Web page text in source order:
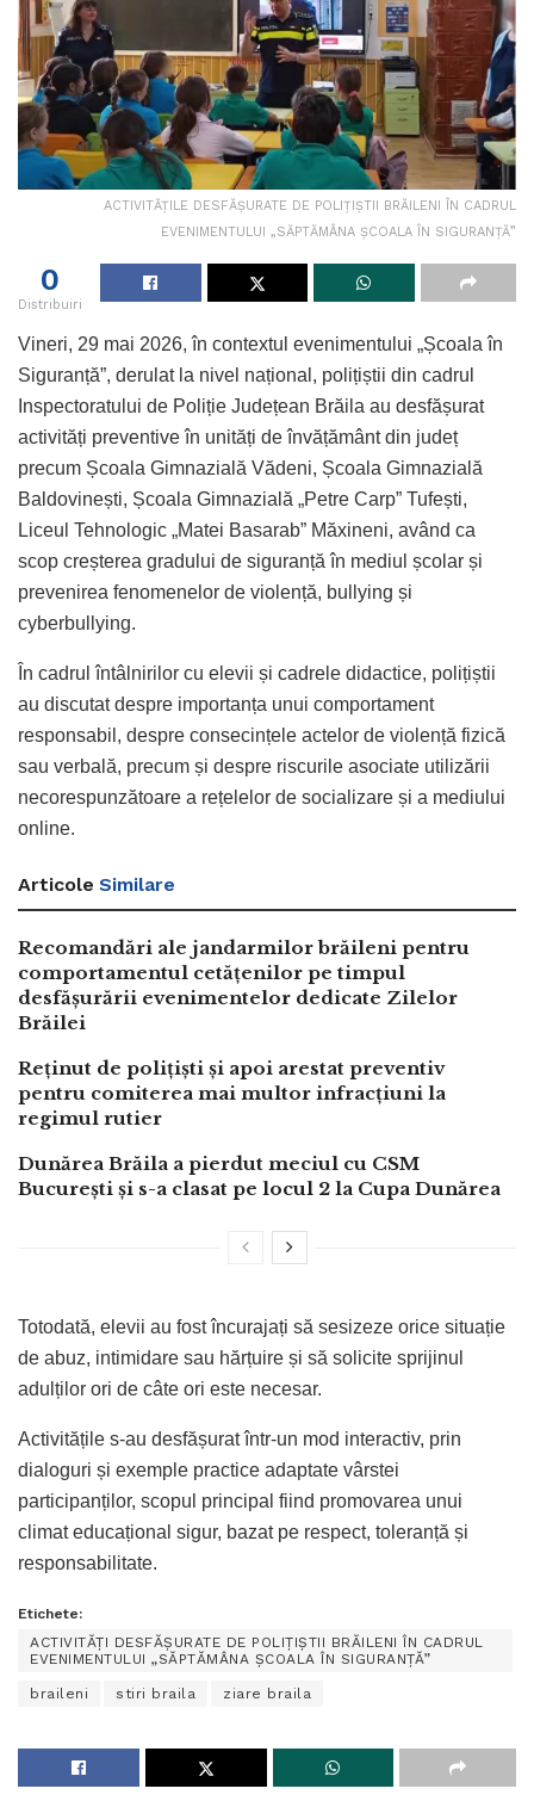
ACTIVITĂȚILE DESFĂȘURATE DE POLIȚIȘTII BRĂILENI ÎN CADRUL
EVENIMENTULUI „SĂPTĂMÂNA ȘCOALA ÎN SIGURANȚĂ”
0
Distribuiri
Vineri, 29 mai 2026, în contextul evenimentului „Școala în
Siguranță”, derulat la nivel național, polițiștii din cadrul
Inspectoratului de Poliție Județean Brăila au desfășurat
activități preventive în unități de învățământ din județ
precum Școala Gimnazială Vădeni, Școala Gimnazială
Baldovinești, Școala Gimnazială „Petre Carp” Tufești,
Liceul Tehnologic „Matei Basarab” Măxineni, având ca
scop creșterea gradului de siguranță în mediul școlar și
prevenirea fenomenelor de violență, bullying și
cyberbullying.
În cadrul întâlnirilor cu elevii și cadrele didactice, polițiștii
au discutat despre importanța unui comportament
responsabil, despre consecințele actelor de violență fizică
sau verbală, precum și despre riscurile asociate utilizării
necorespunzătoare a rețelelor de socializare și a mediului
online.
Articole Similare
Recomandări ale jandarmilor brăileni pentru
comportamentul cetățenilor pe timpul
desfășurării evenimentelor dedicate Zilelor
Brăilei
Reținut de polițiști și apoi arestat preventiv
pentru comiterea mai multor infracțiuni la
regimul rutier
Dunărea Brăila a pierdut meciul cu CSM
București și s-a clasat pe locul 2 la Cupa Dunărea
Totodată, elevii au fost încurajați să sesizeze orice situație
de abuz, intimidare sau hărțuire și să solicite sprijinul
adulților ori de câte ori este necesar.
Activitățile s-au desfășurat într-un mod interactiv, prin
dialoguri și exemple practice adaptate vârstei
participanților, scopul principal fiind promovarea unui
climat educațional sigur, bazat pe respect, toleranță și
responsabilitate.
Etichete:
ACTIVITĂȚI DESFĂȘURATE DE POLIȚIȘTII BRĂILENI ÎN CADRUL
EVENIMENTULUI „SĂPTĂMÂNA ȘCOALA ÎN SIGURANȚĂ”
braileni stiri braila ziare braila